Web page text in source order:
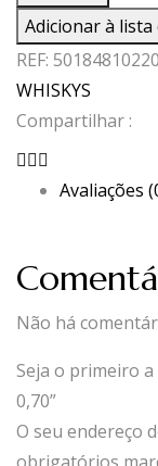
MALT
LEGACY
0,70
Adicionar à lista
REF:
WHISKYS
Compartilhar :
Avaliações
Não há
Seja o primeiro a
0,70”
O seu endereço